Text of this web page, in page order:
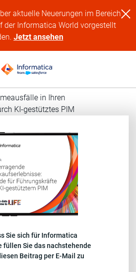
aktuelle Neuerungen im Bereich
der Informatica World vorgestellt
Jetzt ansehen
in Ihren
KI-gestütztes PIM
Sie sich für Informatica
Sie das nachstehende
Beitrag per E-Mail zu